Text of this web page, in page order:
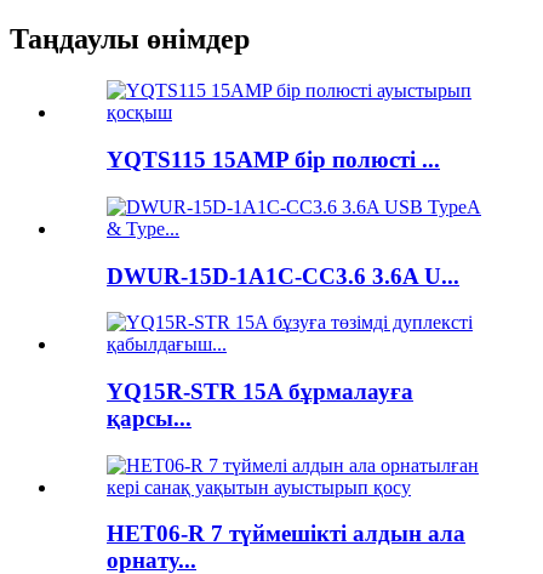
Таңдаулы өнімдер
YQTS115 15AMP бір полюсті ...
DWUR-15D-1A1C-CC3.6 3.6A U...
YQ15R-STR 15A бұрмалауға
қарсы...
HET06-R 7 түймешікті алдын ала
орнату...